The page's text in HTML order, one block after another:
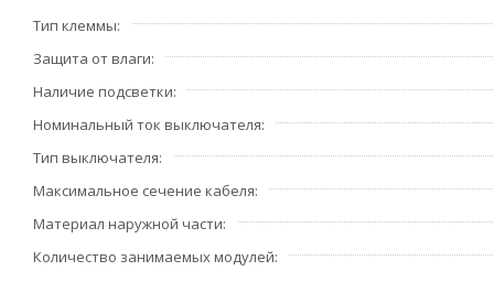
• Механизм выключателя 10 А снабжен
Тип клеммы
Защита от влаги
Наличие подсветки
Номинальный ток выключателя
Тип выключателя
Максимальное сечение кабеля
Материал наружной части
Количество занимаемых модулей